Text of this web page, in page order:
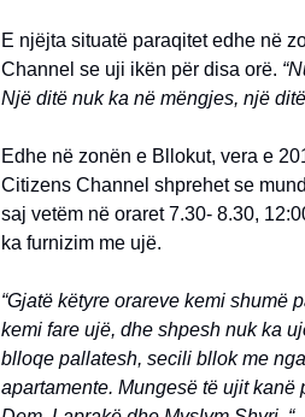
E njëjta situatë paraqitet edhe në
Channel se uji ikën për disa orë.
Një ditë nuk ka në mëngjes, një
Edhe në zonën e Bllokut, vera e
Citizens Channel shprehet se
saj vetëm në oraret 7.30- 8.30,
ka furnizim me ujë.
“Gjatë këtyre orareve kemi shumë
kemi fare ujë, dhe shpesh nuk ka
blloqe pallatesh, secili bllok me
apartamente. Mungesë të ujit